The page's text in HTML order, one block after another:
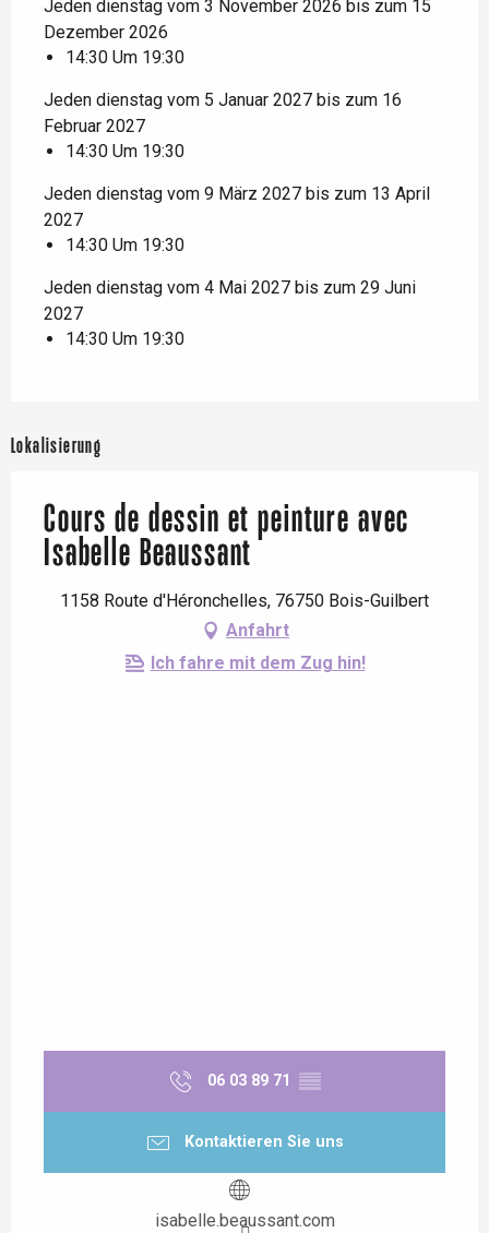
Jeden dienstag vom 3 November 2026 bis zum 15
Dezember 2026
14:30 Um 19:30
Jeden dienstag vom 5 Januar 2027 bis zum 16
Februar 2027
14:30 Um 19:30
Jeden dienstag vom 9 März 2027 bis zum 13 April
2027
14:30 Um 19:30
Jeden dienstag vom 4 Mai 2027 bis zum 29 Juni
2027
14:30 Um 19:30
Lokalisierung
Cours de dessin et peinture avec
Isabelle Beaussant
1158 Route d'Héronchelles, 76750 Bois-Guilbert
Anfahrt
Ich fahre mit dem Zug hin!
06 03 89 71 ▒▒
Kontaktieren Sie uns
isabelle.beaussant.com